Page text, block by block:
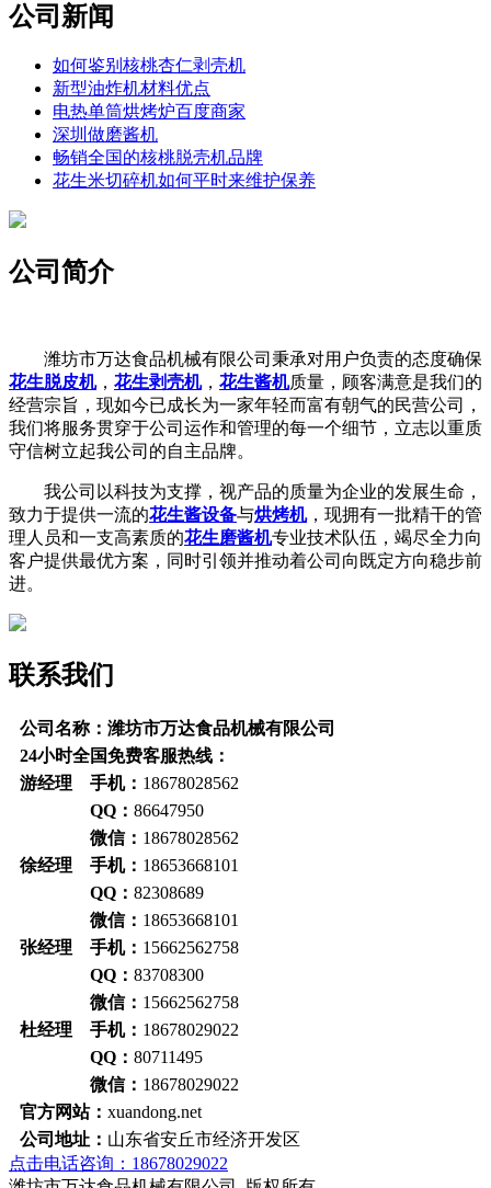
公司新闻
如何鉴别核桃杏仁剥壳机
新型油炸机材料优点
电热单筒烘烤炉百度商家
深圳做磨酱机
畅销全国的核桃脱壳机品牌
花生米切碎机如何平时来维护保养
公司简介
潍坊市万达食品机械有限公司秉承对用户负责的态度确保
花生脱皮机， 花生剥壳机， 花生酱机质量，顾客满意是我们的
经营宗旨，现如今已成长为一家年轻而富有朝气的民营公司，
我们将服务贯穿于公司运作和管理的每一个细节，立志以重质
守信树立起我公司的自主品牌。
我公司以科技为支撑，视产品的质量为企业的发展生命，
致力于提供一流的花生酱设备与烘烤机，现拥有一批精干的管
理人员和一支高素质的花生磨酱机专业技术队伍，竭尽全力向
客户提供最优方案，同时引领并推动着公司向既定方向稳步前
进。
联系我们
公司名称：潍坊市万达食品机械有限公司
24小时全国免费客服热线：
游经理 手机： 18678028562
QQ： 86647950
微信： 18678028562
徐经理 手机： 18653668101
QQ： 82308689
微信： 18653668101
张经理 手机： 15662562758
QQ： 83708300
微信： 15662562758
杜经理 手机： 18678029022
QQ： 80711495
微信： 18678029022
官方网站： xuandong.net
公司地址： 山东省安丘市经济开发区
点击电话咨询：18678029022